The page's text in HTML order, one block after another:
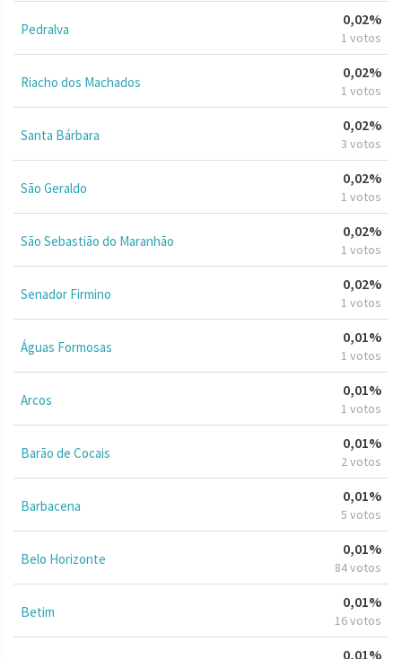
Pedralva
0,02%
1 votos
Riacho dos Machados
0,02%
1 votos
Santa Bárbara
0,02%
3 votos
São Geraldo
0,02%
1 votos
São Sebastião do Maranhão
0,02%
1 votos
Senador Firmino
0,02%
1 votos
Águas Formosas
0,01%
1 votos
Arcos
0,01%
1 votos
Barão de Cocais
0,01%
2 votos
Barbacena
0,01%
5 votos
Belo Horizonte
0,01%
84 votos
Betim
0,01%
16 votos
0,01%